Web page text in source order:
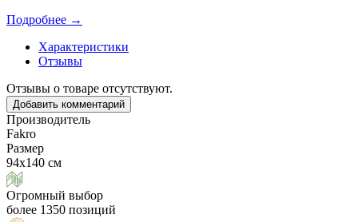
Подробнее →
Характеристики
Отзывы
Отзывы о товаре отсутствуют.
Добавить комментарий
Производитель
Fakro
Размер
94х140 см
Огромный выбор
более 1350 позиций